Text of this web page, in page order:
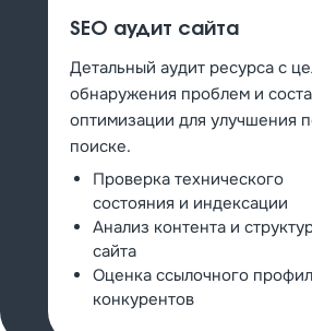
SEO аудит сайта
Детальный аудит ресурса с
обнаружения проблем и
оптимизации для улучшения
поиске.
Проверка технического
состояния и индексации
Анализ контента и
сайта
Оценка ссылочного
конкурентов